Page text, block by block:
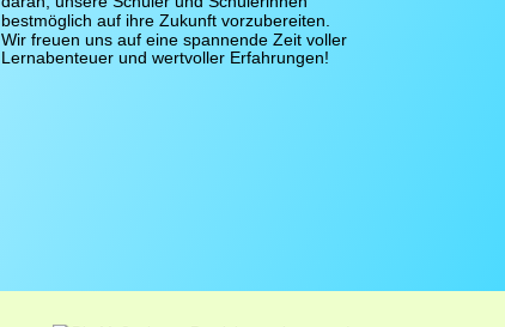
bestmöglich auf ihre Zukunft vorzubereiten.
Wir freuen uns auf eine spannende Zeit voller
Lernabenteuer und wertvoller Erfahrungen!